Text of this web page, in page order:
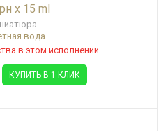
x 15 ml
вода
в этом исполнении
КУПИТЬ В 1 КЛИК